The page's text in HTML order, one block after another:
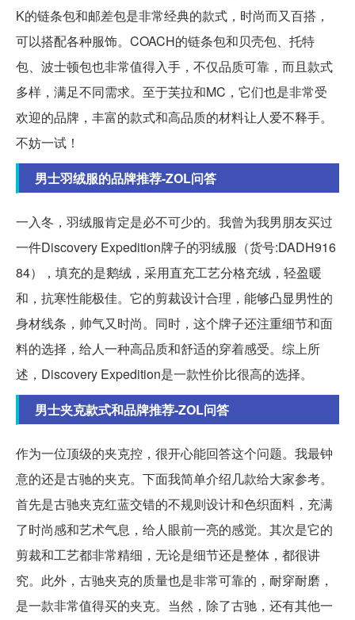
K的链条包和邮差包是非常经典的款式，时尚而又百搭，
可以搭配各种服饰。COACH的链条包和贝壳包、托特
包、波士顿包也非常值得入手，不仅品质可靠，而且款式
多样，满足不同需求。至于芙拉和MC，它们也是非常受
欢迎的品牌，丰富的款式和高品质的材料让人爱不释手。
不妨一试！
男士羽绒服的品牌推荐-ZOL问答
一入冬，羽绒服肯定是必不可少的。我曾为我男朋友买过
一件Discovery Expedition牌子的羽绒服（货号:DADH916
84），填充的是鹅绒，采用直充工艺分格充绒，轻盈暖
和，抗寒性能极佳。它的剪裁设计合理，能够凸显男性的
身材线条，帅气又时尚。同时，这个牌子还注重细节和面
料的选择，给人一种高品质和舒适的穿着感受。综上所
述，Discovery Expedition是一款性价比很高的选择。
男士夹克款式和品牌推荐-ZOL问答
作为一位顶级的夹克控，很开心能回答这个问题。我最钟
意的还是古驰的夹克。下面我简单介绍几款给大家参考。
首先是古驰夹克红蓝交错的不规则设计和色织面料，充满
了时尚感和艺术气息，给人眼前一亮的感觉。其次是它的
剪裁和工艺都非常精细，无论是细节还是整体，都很讲
究。此外，古驰夹克的质量也是非常可靠的，耐穿耐磨，
是一款非常值得买的夹克。当然，除了古驰，还有其他一